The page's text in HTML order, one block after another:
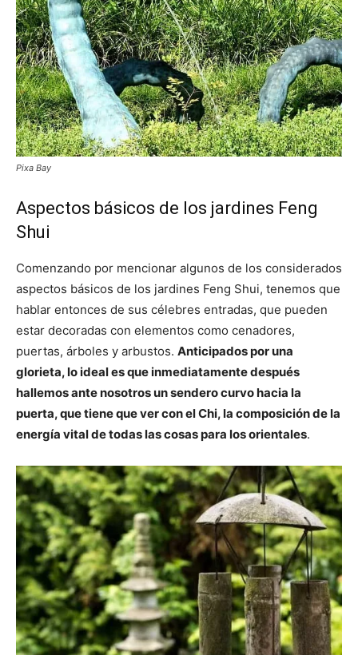
Pixa Bay
Aspectos básicos de los jardines Feng
Shui
Comenzando por mencionar algunos de los considerados
aspectos básicos de los jardines Feng Shui, tenemos que
hablar entonces de sus célebres entradas, que pueden
estar decoradas con elementos como cenadores,
puertas, árboles y arbustos. Anticipados por una
glorieta, lo ideal es que inmediatamente después
hallemos ante nosotros un sendero curvo hacia la
puerta, que tiene que ver con el Chi, la composición de la
energía vital de todas las cosas para los orientales.